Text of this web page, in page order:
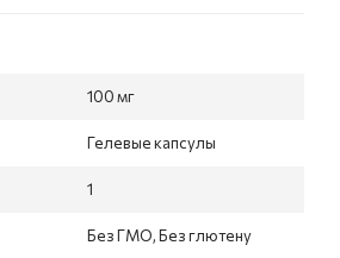
100 мг
Гелевые капсулы
1
Без ГМО, Без глютену